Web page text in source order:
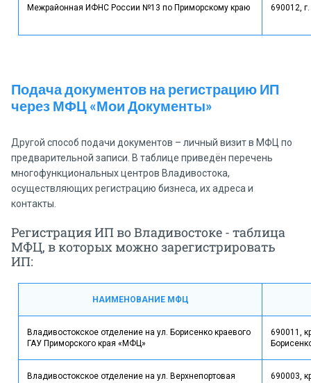
Межрайонная ИФНС России №13 по Приморскому краю 690012,
Подача документов на регистрацию ИП
через МФЦ «Мои Документы»
Другой способ подачи документов – личный визит в МФЦ по
предварительной записи. В таблице приведён перечень
многофункциональных центров Владивостока,
осуществляющих регистрацию бизнеса, их адреса и
контакты.
Регистрация ИП во Владивостоке - таблица
МФЦ, в которых можно зарегистрировать
ИП:
НАИМЕНОВАНИЕ МФЦ
Владивостокское отделение на ул. Борисенко краевого
ГАУ Приморского края «МФЦ»
690011,
Владивостокское отделение на ул. Верхнепортовая
690003,